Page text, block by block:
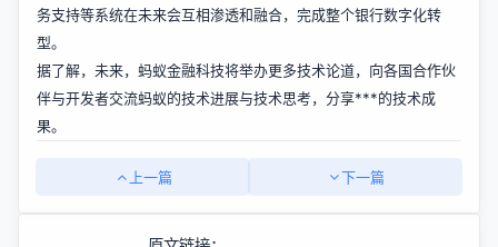
务支持等系统在未来会互相渗透和融合，完成整个银行数字化转
型。
据了解，未来，蚂蚁金融科技将举办更多技术论道，向各国合作伙
伴与开发者交流蚂蚁的技术进展与技术思考，分享***的技术成
果。
上一篇 下一篇